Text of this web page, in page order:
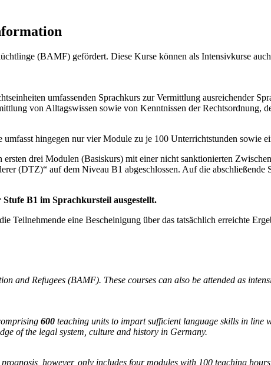
(BAMF) gefördert. Diese Kurse können als Intensivkurse
umfassenden Sprachkurs zur Vermittlung ausreichender
von Alltagswissen sowie von Kenntnissen der Rechtsordnung,
hingegen nur vier Module zu je 100 Unterrichtstunden sowie
drei Modulen (Basiskurs) mit einer nicht sanktionierten
(DTZ)“ auf dem Niveau B1 abgeschlossen. Auf die
B1 im Sprachkursteil ausgestellt.
Teilnehmende eine Bescheinigung über das tatsächlich erreichte
and Refugees (BAMF). These courses can also be attended as
600 teaching units to impart sufficient language skills in line
of the legal system, culture and history in Germany.
however, only includes four modules with 100 teaching